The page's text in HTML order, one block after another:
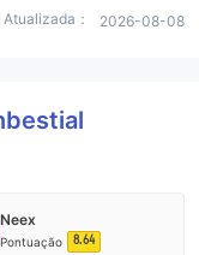
Atualizada： 2026-08-08
Neex
Pontuação 8.64